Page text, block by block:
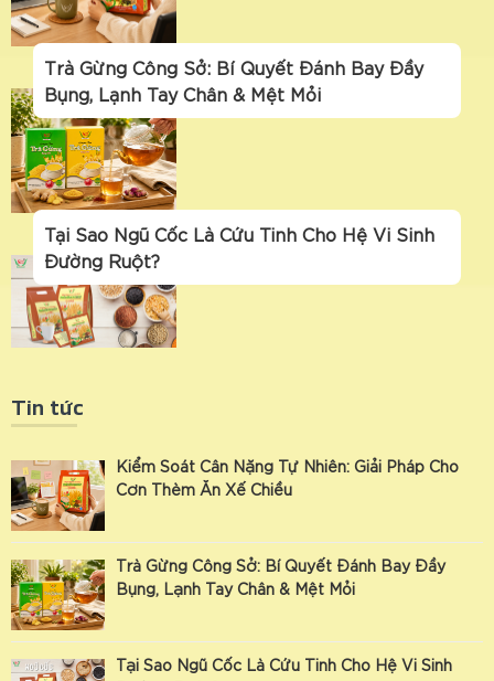
Trà Gừng Công Sở: Bí Quyết Đánh Bay Đầy
Bụng, Lạnh Tay Chân & Mệt Mỏi
Tại Sao Ngũ Cốc Là Cứu Tinh Cho Hệ Vi Sinh
Đường Ruột?
Tin tức
Kiểm Soát Cân Nặng Tự Nhiên: Giải Pháp Cho
Cơn Thèm Ăn Xế Chiều
Trà Gừng Công Sở: Bí Quyết Đánh Bay Đầy
Bụng, Lạnh Tay Chân & Mệt Mỏi
Tại Sao Ngũ Cốc Là Cứu Tinh Cho Hệ Vi Sinh